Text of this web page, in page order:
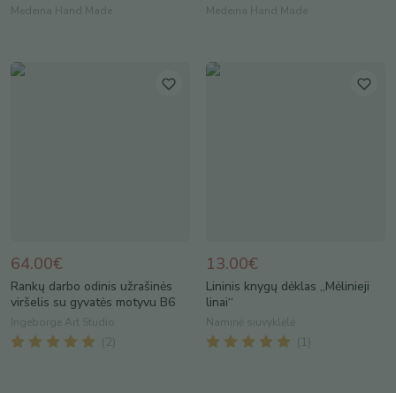
Medeina Hand Made Medeina Hand Made
64.00€
Rankų darbo odinis užrašinės
viršelis su gyvatės motyvu B6
Ingeborge Art Studio
( 2
13.00€
Lininis knygų dėklas „Mėlinieji
linai“
Naminė siuvyklėlė
( 1